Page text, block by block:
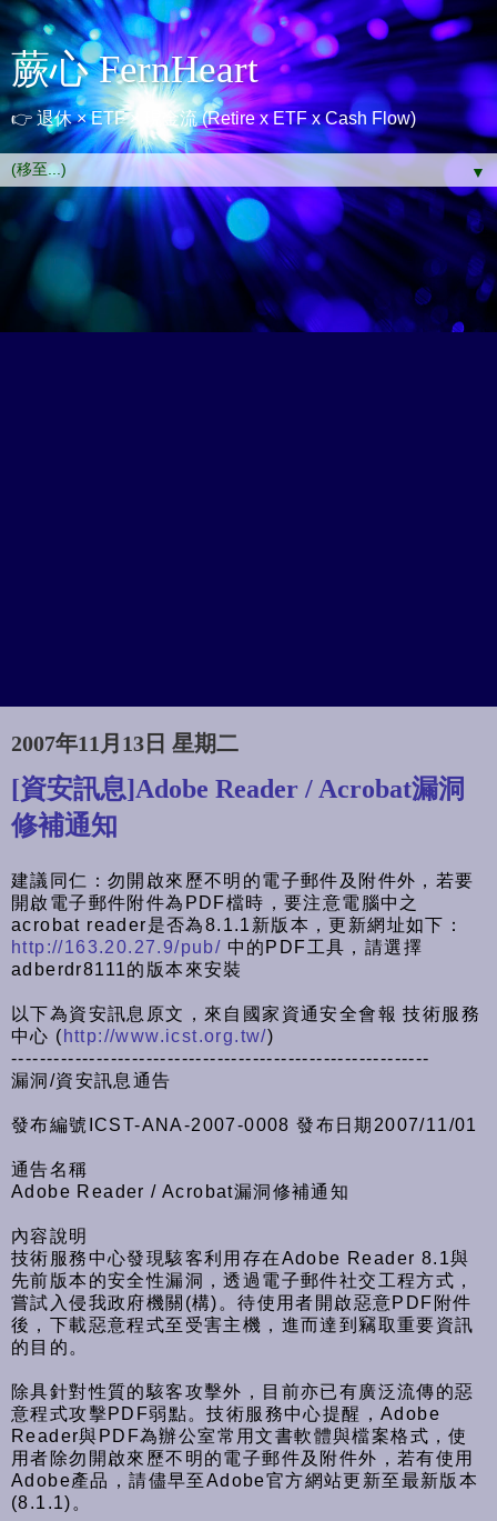
蕨心 FernHeart
👉 退休 × ETF × 現金流 (Retire x ETF x Cash Flow)
▼
2007年11月13日 星期二
[資安訊息]Adobe Reader / Acrobat漏洞
修補通知
建議同仁：勿開啟來歷不明的電子郵件及附件外，若要
開啟電子郵件附件為PDF檔時，要注意電腦中之
acrobat reader是否為8.1.1新版本，更新網址如下：
http://163.20.27.9/pub/ 中的PDF工具，請選擇
adberdr8111的版本來安裝
以下為資安訊息原文，來自國家資通安全會報 技術服務
中心 ( http://www.icst.org.tw/)
-----------------------------------------------------------
漏洞/資安訊息通告
發布編號ICST-ANA-2007-0008 發布日期2007/11/01
通告名稱
Adobe Reader / Acrobat漏洞修補通知
內容說明
技術服務中心發現駭客利用存在Adobe Reader 8.1與
先前版本的安全性漏洞，透過電子郵件社交工程方式，
嘗試入侵我政府機關(構)。待使用者開啟惡意PDF附件
後，下載惡意程式至受害主機，進而達到竊取重要資訊
的目的。
除具針對性質的駭客攻擊外，目前亦已有廣泛流傳的惡
意程式攻擊PDF弱點。技術服務中心提醒，Adobe
Reader與PDF為辦公室常用文書軟體與檔案格式，使
用者除勿開啟來歷不明的電子郵件及附件外，若有使用
Adobe產品，請儘早至Adobe官方網站更新至最新版本
(8.1.1)。